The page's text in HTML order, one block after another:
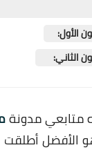
الأول:
الثاني:
متابعي مدونة
ان لم يكن هو